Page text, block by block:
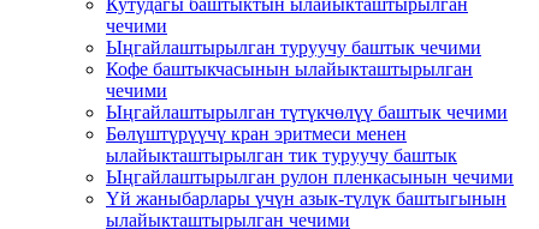
Кутудагы баштыктын ылайыкташтырылган
чечими
Ыңгайлаштырылган туруучу баштык чечими
Кофе баштыкчасынын ылайыкташтырылган
чечими
Ыңгайлаштырылган түтүкчөлүү баштык чечими
Бөлүштүрүүчү кран эритмеси менен
ылайыкташтырылган тик туруучу баштык
Ыңгайлаштырылган рулон пленкасынын чечими
Үй жаныбарлары үчүн азык-түлүк баштыгынын
ылайыкташтырылган чечими